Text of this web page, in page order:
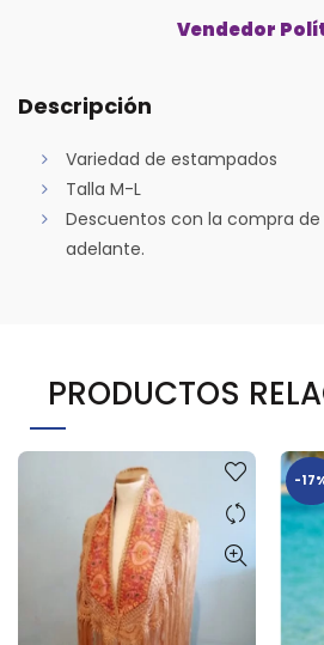
Vendedor
Descripción
Variedad de estampados
Talla M-L
Descuentos con la compra de
adelante.
PRODUCTOS
-